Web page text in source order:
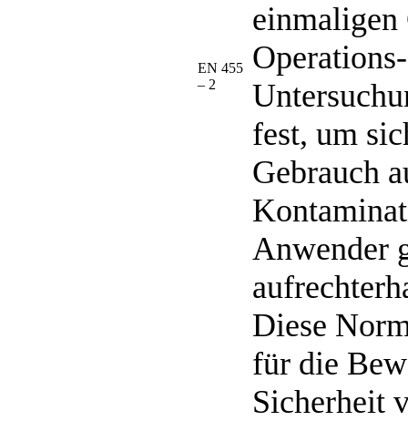
EN 455
– 2
einmaligen
fest, um
Gebrauch
Anwender
Diese
für die
Sicherheit